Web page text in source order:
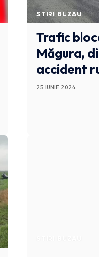
STIRI BUZAU
Trafic
Măgura,
accident
25 IUNIE 2024